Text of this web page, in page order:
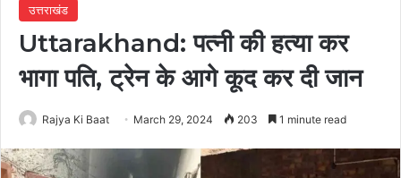
उत्तराखंड
Uttarakhand: पत्नी की हत्या कर
भागा पति, ट्रेन के आगे कूद कर दी जान
Rajya Ki Baat March 29, 2024 203 1 minute read